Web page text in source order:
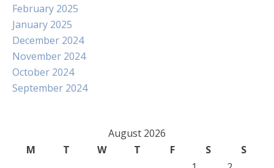
February 2025
January 2025
December 2024
November 2024
October 2024
September 2024
August 2026
M
T W T F S
S